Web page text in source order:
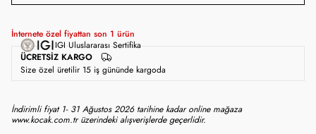
İnternete özel fiyattan son 1 ürün
ÜCRETSIZ KARGO
IGI Uluslararası Sertifika
Size özel üretilir 15 iş gününde kargoda
İndirimli fiyat 1- 31 Ağustos 2026 tarihine kadar online mağaza
www.kocak.com.tr üzerindeki alışverişlerde geçerlidir.